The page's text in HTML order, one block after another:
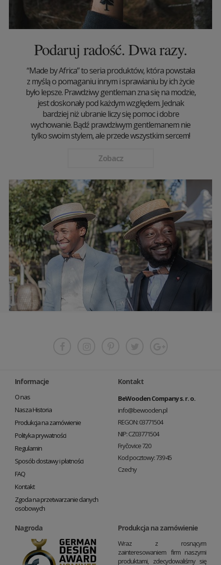
Podaruj radość. Dwa razy.
“Made by Africa” to seria produktów, która powstała
z myślą o pomaganiu innym i sprawianiu by ich życie
było lepsze. Prawdziwy gentleman zna się na modzie,
jest doskonały pod każdym względem. Jednak
bardziej niż ubranie liczy się pomoc i dobre
wychowanie. Bądź prawdziwym gentlemanem nie
tylko swoim stylem, ale przede wszystkim sercem!
Zobacz
Informacje
O nas
Nasza Historia
Produkcja na zamówienie
Polityka prywatności
Regulamin
Sposób dostawy i płatności
FAQ
Kontakt
Zgoda na przetwarzanie danych
osobowych
Kontakt
BeWooden Company s. r. o.
info@bewooden.pl
REGON: 03771504
NIP: CZ03771504
Fryčovice 720
Kod pocztowy: 739 45
Czechy
Nagroda Produkcja na zamówienie
Wraz z rosnącym
zainteresowaniem firm naszymi
produktami, zdecydowaliśmy się